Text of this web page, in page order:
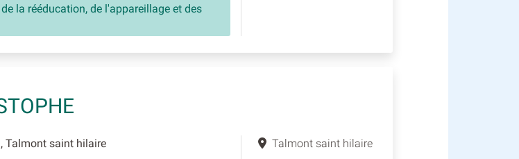
la rééducation, de l'appareillage et des
Talmont saint hilaire Talmont saint hilaire